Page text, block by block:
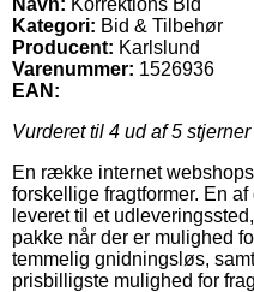
Kategori: Bid & Tilbehør
Producent: Karlslund
Varenummer: 1526936
EAN:
Vurderet til 4 ud af 5
En række internet
forskellige fragtformer. En
leveret til et
pakke når der er mulighed
temmelig gnidningsløs,
prisbilligste mulighed for